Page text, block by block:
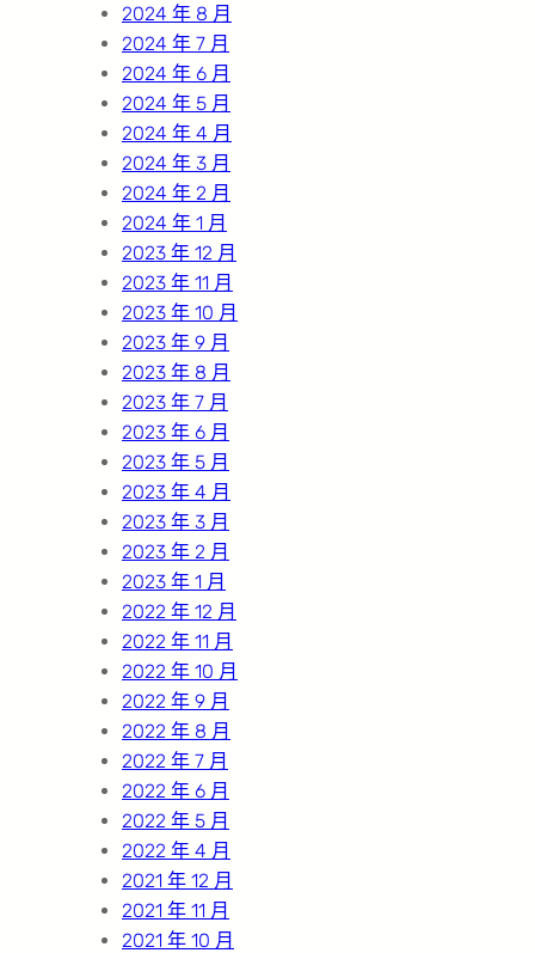
2024 年 8 月
2024 年 7 月
2024 年 6 月
2024 年 5 月
2024 年 4 月
2024 年 3 月
2024 年 2 月
2024 年 1 月
2023 年 12 月
2023 年 11 月
2023 年 10 月
2023 年 9 月
2023 年 8 月
2023 年 7 月
2023 年 6 月
2023 年 5 月
2023 年 4 月
2023 年 3 月
2023 年 2 月
2023 年 1 月
2022 年 12 月
2022 年 11 月
2022 年 10 月
2022 年 9 月
2022 年 8 月
2022 年 7 月
2022 年 6 月
2022 年 5 月
2022 年 4 月
2021 年 12 月
2021 年 11 月
2021 年 10 月